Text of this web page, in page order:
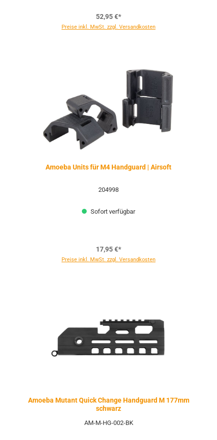
52,95 €*
Preise inkl. MwSt. zzgl. Versandkosten
Amoeba Units für M4 Handguard | Airsoft
204998
Sofort verfügbar
17,95 €*
Preise inkl. MwSt. zzgl. Versandkosten
Amoeba Mutant Quick Change Handguard M 177mm
schwarz
AM-M-HG-002-BK